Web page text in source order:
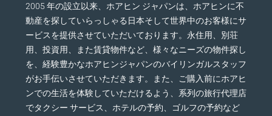
2005 年の設立以来、ホアヒン ジャパンは、ホアヒンに不
動産を探していらっしゃる日本そして世界中のお客様にサ
ービスを提供させていただいております。永住用、別荘
用、投資用、また賃貸物件など、様々なニーズの物件探し
を、経験豊かなホアヒンジャパンのバイリンガルスタッフ
がお手伝いさせていただきます。また、ご購入前にホアヒ
ンでの生活を体験していただけるよう、系列の旅行代理店
でタクシー サービス、ホテルの予約、ゴルフの予約など